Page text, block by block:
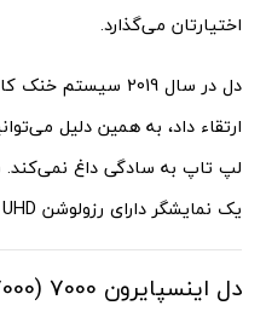
اختیارتان می‌گذارد.
ارتقاء داد، به همین دلیل
لپ تاپ به سادگی داغ نمی‌کند.
یک نمایشگر دارای رزولوشن UHD هم خریداری کنید.
دل اینسپایرون 7000 (DELL Inspiron 7000)